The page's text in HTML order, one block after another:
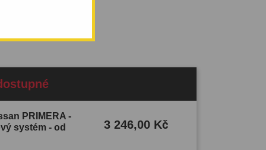
PRIMERA -
systém - od
3 246,00 Kč